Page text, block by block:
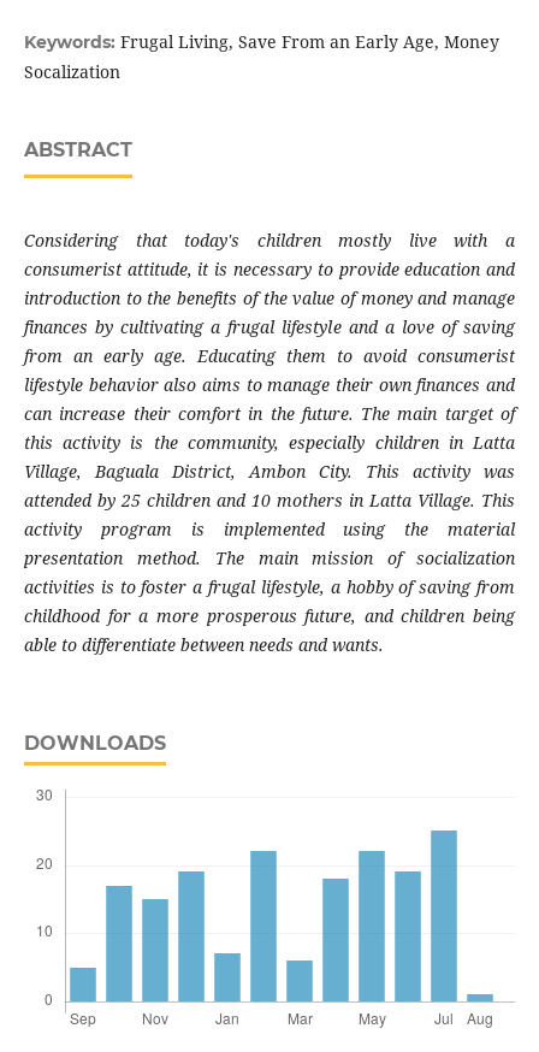
Keywords: Frugal Living, Save From an Early Age, Money
Socalization
ABSTRACT
Considering that today's children mostly live with a
consumerist attitude, it is necessary to provide education and
introduction to the benefits of the value of money and manage
finances by cultivating a frugal lifestyle and a love of saving
from an early age. Educating them to avoid consumerist
lifestyle behavior also aims to manage their own finances and
can increase their comfort in the future. The main target of
this activity is the community, especially children in Latta
Village, Baguala District, Ambon City. This activity was
attended by 25 children and 10 mothers in Latta Village. This
activity program is implemented using the material
presentation method. The main mission of socialization
activities is to foster a frugal lifestyle, a hobby of saving from
childhood for a more prosperous future, and children being
able to differentiate between needs and wants.
DOWNLOADS